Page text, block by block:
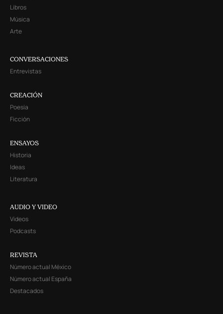
Libros
Música
Arte
CONVERSACIONES
Entrevistas
CREACIÓN
Poesía
Ficción
ENSAYOS
Historia
Ideas
Literatura
AUDIO Y VIDEO
Videos
Podcasts
REVISTA
Número actual México
Número actual España
Destacados